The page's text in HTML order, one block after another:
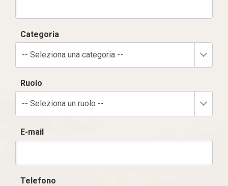
Categoria
-- Seleziona una categoria --
Ruolo
-- Seleziona un ruolo --
E-mail
Telefono